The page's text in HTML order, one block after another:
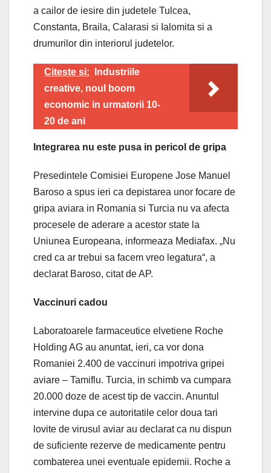
a cailor de iesire din judetele Tulcea,
Constanta, Braila, Calarasi si Ialomita si a
drumurilor din interiorul judetelor.
Citeste si:
Industriile
creative, noul boom
economic in urmatorii 10-
20 de ani
Integrarea nu este pusa in pericol de gripa
Presedintele Comisiei Europene Jose Manuel
Baroso a spus ieri ca depistarea unor focare de
gripa aviara in Romania si Turcia nu va afecta
procesele de aderare a acestor state la
Uniunea Europeana, informeaza Mediafax. „Nu
cred ca ar trebui sa facem vreo legatura“, a
declarat Baroso, citat de AP.
Vaccinuri cadou
Laboratoarele farmaceutice elvetiene Roche
Holding AG au anuntat, ieri, ca vor dona
Romaniei 2.400 de vaccinuri impotriva gripei
aviare – Tamiflu. Turcia, in schimb va cumpara
20.000 doze de acest tip de vaccin. Anuntul
intervine dupa ce autoritatile celor doua tari
lovite de virusul aviar au declarat ca nu dispun
de suficiente rezerve de medicamente pentru
combaterea unei eventuale epidemii. Roche a